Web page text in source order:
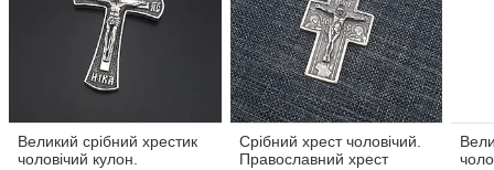
Великий срібний хрестик
чоловічий кулон.
Срібний хрест чоловічий.
Православний хрест